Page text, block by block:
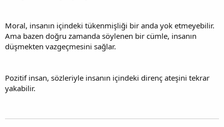
Moral, insanın içindeki tükenmişliği bir anda yok etmeyebilir.
Ama bazen doğru zamanda söylenen bir cümle, insanın
düşmekten vazgeçmesini sağlar.
Pozitif insan, sözleriyle insanın içindeki direnç ateşini tekrar
yakabilir.